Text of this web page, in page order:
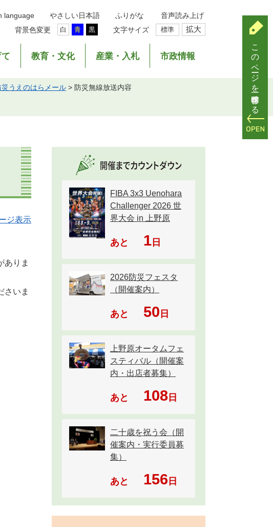
language やさしい日本語 ふりがな
音声読み上げ
背景色変更
白 青 黒 文字サイズ 標準 拡大
教育・文化 産業・入札 市政情報
うえのはらメール > 防災無線放送内容
ジ表示
ありま
さいま
FIBA 3x3 Uenohara
Challenger 2026 世
界大会 in 上野原
あと 1日
2026防災フェスタ
（開催案内）
あと 50 日
上野原オータムフェ
スティバル（開催案
内・出店者募集）
あと 108日
二十歳を祝う会（開
催案内・実行委員募
集）
あと 156 日
このページを一時保存する